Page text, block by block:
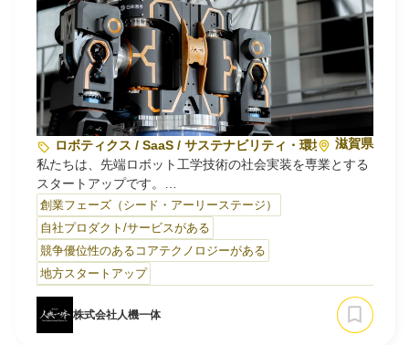
ロボティクス / SaaS / サステナビリティ・環境
滋賀県
私たちは、先端ロボット工学技術の社会実装を専業とする
スタートアップです。
代表の金岡博士が提唱する「人機（じんき）＝人間機械相
乗効果器（Man-Machine Synergy Effector）」の概念を軸
に、人間だけでも機械だけでも実現できない作業を、両者
の相乗効果によって可能にするロボットシステムを開発・
社会実装しています。
主力プロダクトとして、人型の重作業用ロボット試作機
「…
創業フェーズ（シード・アーリーステージ）
自社プロダクト/サービスがある
競争優位性のあるコアテクノロジーがある
地方スタートアップ
株式会社人機一体